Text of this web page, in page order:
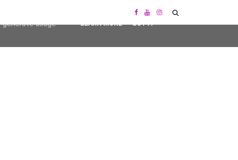
user-agent
usage
LEARN MORE GOT IT